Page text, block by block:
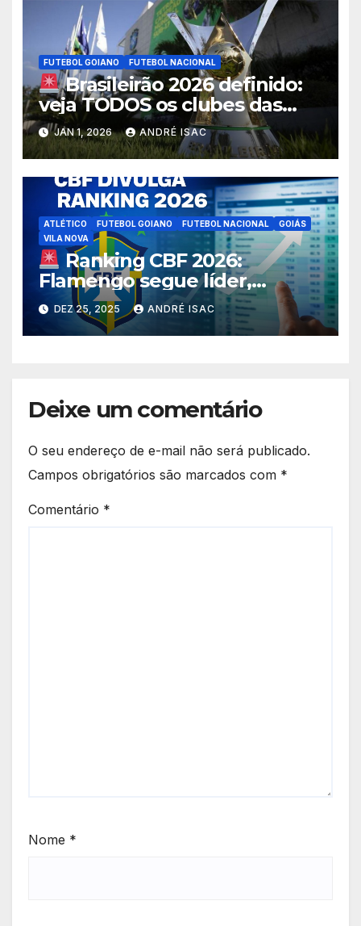
FUTEBOL GOIANO FUTEBOL NACIONAL
Brasileirão 2026 definido:
veja TODOS os clubes das
Séries A, B, C e D e o cenário
do futebol goiano
JAN 1, 2026 ANDRÉ ISAC
ATLÉTICO FUTEBOL GOIANO FUTEBOL NACIONAL
GOIÁS
VILA NOVA
Ranking CBF 2026:
Flamengo segue líder,
Atlético-GO é o melhor
goiano e FGF aparece entre
as sete maiores federações;
DEZ 25, 2025 ANDRÉ ISAC
Deixe um comentário
O seu endereço de e-mail não será publicado.
Campos obrigatórios são marcados com *
Comentário *
Nome *